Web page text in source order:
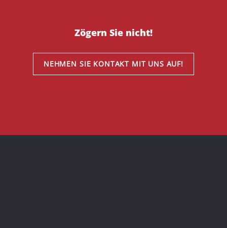
Zögern Sie nicht!
NEHMEN SIE KONTAKT MIT UNS AUF!